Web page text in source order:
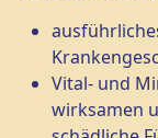
Vital- und
wirksamen